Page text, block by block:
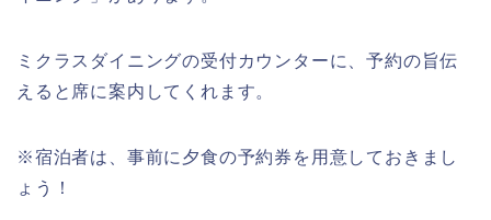
ミクラスダイニングの受付カウンターに、予約の旨伝
えると席に案内してくれます。
※宿泊者は、事前に夕食の予約券を用意しておきまし
ょう！